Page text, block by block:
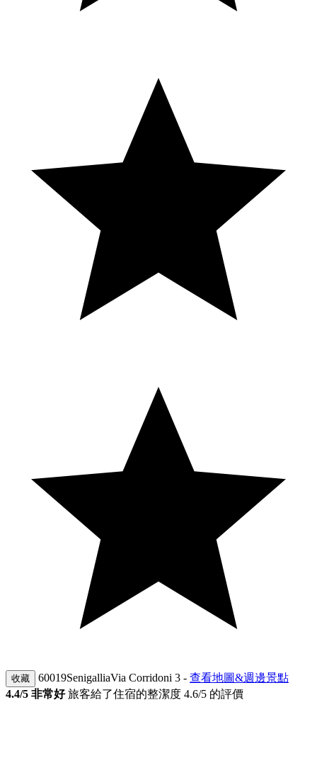
收藏 60019SenigalliaVia Corridoni 3 - 查看地圖&週邊景點
4.4/5 非常好旅客給了住宿的整潔度 4.6/5 的評價